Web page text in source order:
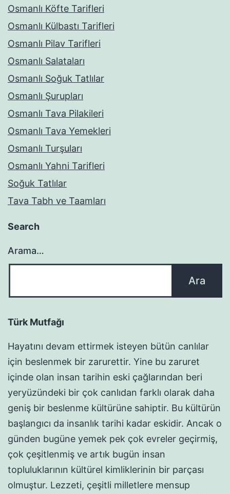
Osmanlı Köfte Tarifleri
Osmanlı Külbastı Tarifleri
Osmanlı Pilav Tarifleri
Osmanlı Salataları
Osmanlı Soğuk Tatlılar
Osmanlı Şurupları
Osmanlı Tava Pilakileri
Osmanlı Tava Yemekleri
Osmanlı Turşuları
Osmanlı Yahni Tarifleri
Soğuk Tatlılar
Tava Tabh ve Taamları
Search
Arama…
Türk Mutfağı
Hayatını devam ettirmek isteyen bütün canlılar
için beslenmek bir zarurettir. Yine bu zaruret
içinde olan insan tarihin eski çağlarından beri
yeryüzündeki bir çok canlıdan farklı olarak daha
geniş bir beslenme kültürüne sahiptir. Bu kültürün
başlangıcı da insanlık tarihi kadar eskidir. Ancak o
günden bugüne yemek pek çok evreler geçirmiş,
çok çeşitlenmiş ve artık bugün insan
topluluklarının kültürel kimliklerinin bir parçası
olmuştur. Lezzeti, çeşitli milletlere mensup